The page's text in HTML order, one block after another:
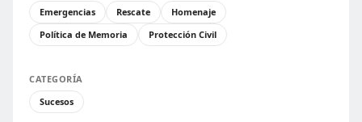
Emergencias
Rescate
Homenaje
Política de Memoria
Protección Civil
CATEGORÍA
Sucesos